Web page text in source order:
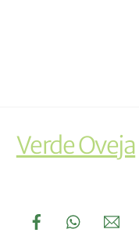
Verde Oveja
FacebookWhatsApp